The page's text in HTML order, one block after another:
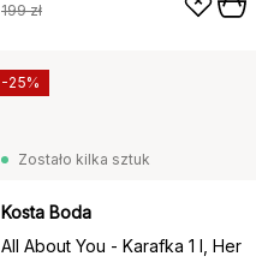
199 zł
Zostało kilka sztuk
Kosta Boda
All About You - Karafka 1 l, Her
-25%